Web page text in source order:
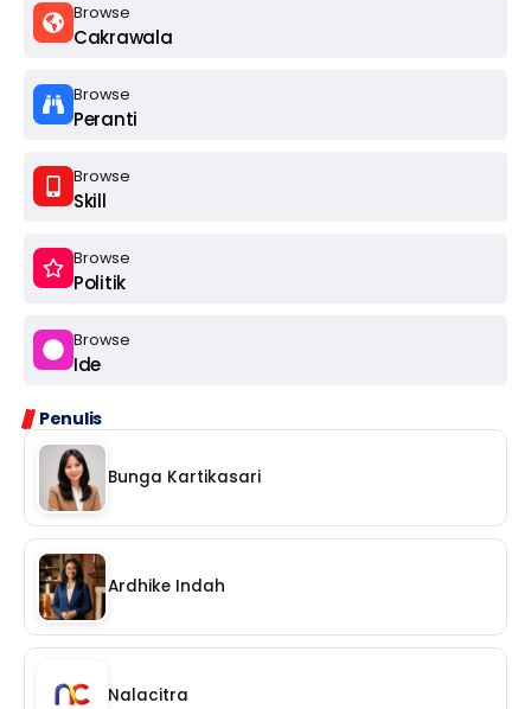
Browse
Cakrawala
Browse
Peranti
Browse
Skill
Browse
Politik
Browse
Ide
Penulis
Bunga Kartikasari
Ardhike Indah
Nalacitra